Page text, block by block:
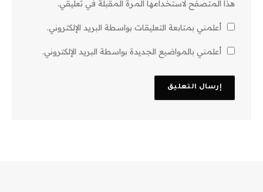
هذا المتصفح لاستخدامها المرة المقبلة في تعليقي.
أعلمني بمتابعة التعليقات بواسطة البريد الإلكتروني.
أعلمني بالمواضيع الجديدة بواسطة البريد الإلكتروني.